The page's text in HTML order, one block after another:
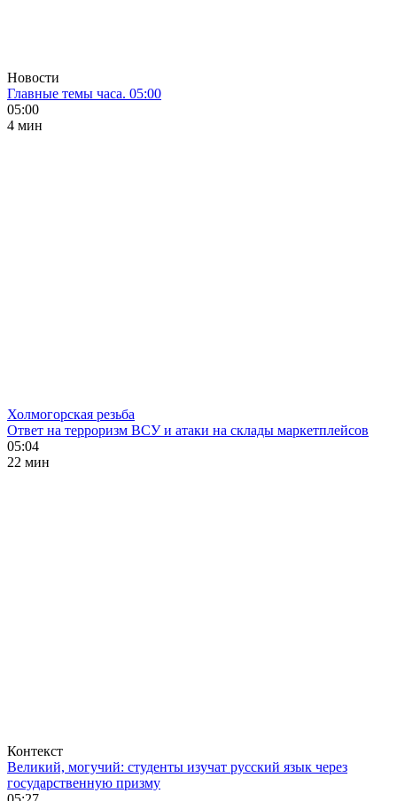
Новости
Главные темы часа. 05:00
05:00
4 мин
Холмогорская резьба
Ответ на терроризм ВСУ и атаки на склады маркетплейсов
05:04
22 мин
Контекст
Великий, могучий: студенты изучат русский язык через
государственную призму